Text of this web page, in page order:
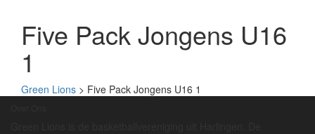
Five Pack Jongens U16
1
Green Lions > Five Pack Jongens U16 1